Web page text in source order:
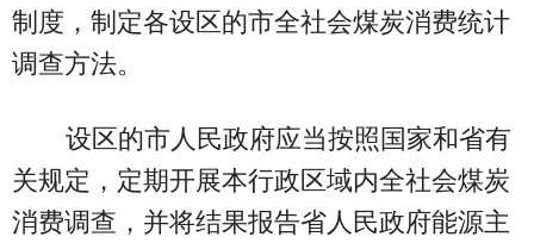
制度，制定各设区的市全社会煤炭消费统计
调查方法。
设区的市人民政府应当按照国家和省有
关规定，定期开展本行政区域内全社会煤炭
消费调查，并将结果报告省人民政府能源主